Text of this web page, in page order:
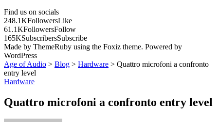
Find us on socials
248.1KFollowersLike
61.1KFollowersFollow
165KSubscribersSubscribe
Made by ThemeRuby using the Foxiz theme. Powered by
WordPress
Age of Audio > Blog > Hardware > Quattro microfoni a confronto
entry level
Hardware
Quattro microfoni a confronto entry level